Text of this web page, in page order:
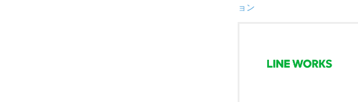
ョン